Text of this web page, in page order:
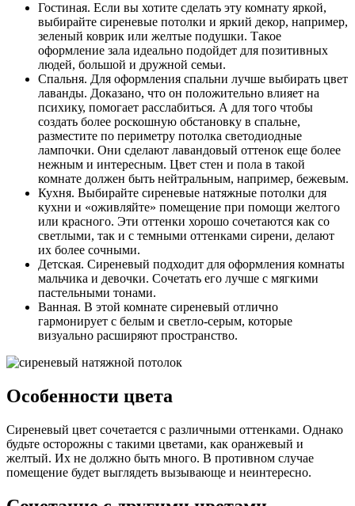
Гостиная. Если вы хотите сделать эту комнату яркой,
выбирайте сиреневые потолки и яркий декор, например,
зеленый коврик или желтые подушки. Такое
оформление зала идеально подойдет для позитивных
людей, большой и дружной семьи.
Спальня. Для оформления спальни лучше выбирать цвет
лаванды. Доказано, что он положительно влияет на
психику, помогает расслабиться. А для того чтобы
создать более роскошную обстановку в спальне,
разместите по периметру потолка светодиодные
лампочки. Они сделают лавандовый оттенок еще более
нежным и интересным. Цвет стен и пола в такой
комнате должен быть нейтральным, например, бежевым.
Кухня. Выбирайте сиреневые натяжные потолки для
кухни и «оживляйте» помещение при помощи желтого
или красного. Эти оттенки хорошо сочетаются как со
светлыми, так и с темными оттенками сирени, делают
их более сочными.
Детская. Сиреневый подходит для оформления комнаты
мальчика и девочки. Сочетать его лучше с мягкими
пастельными тонами.
Ванная. В этой комнате сиреневый отлично
гармонирует с белым и светло-серым, которые
визуально расширяют пространство.
Особенности цвета
Сиреневый цвет сочетается с различными оттенками. Однако
будьте осторожны с такими цветами, как оранжевый и
желтый. Их не должно быть много. В противном случае
помещение будет выглядеть вызывающе и неинтересно.